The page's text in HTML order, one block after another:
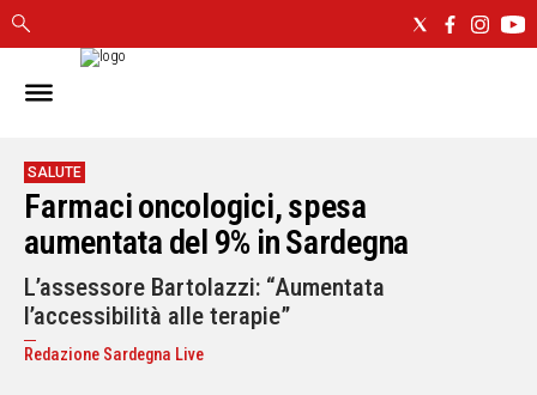
IN
CAGLIARI
SASSARI
NUORO
ORISTANO
SULCIS
GALLURA
OGLIASTRA
SALUTE
Farmaci oncologici, spesa
aumentata del 9% in Sardegna
L’assessore Bartolazzi: “Aumentata
l’accessibilità alle terapie”
Redazione Sardegna Live